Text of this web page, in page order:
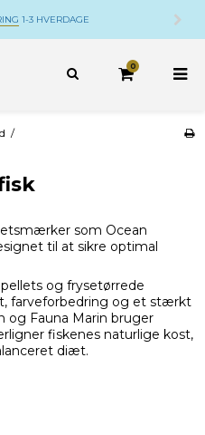
1-3 HVERDAGE
0
/
som Ocean
til at sikre optimal
og frysetørrede
farveforbedring og et stærkt
og Fauna Marin bruger
fiskenes naturlige kost,
diæt.